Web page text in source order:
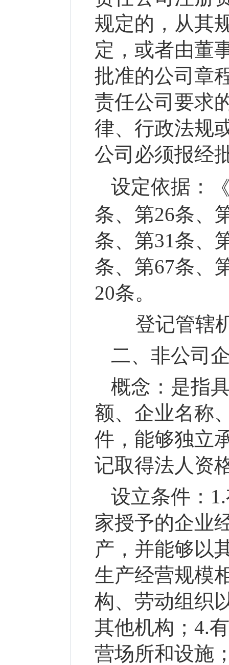
规定的，从其
定，或者由董
批准的公司章
责任公司要求
律、行政法规
公司必须报经
设定依据：
条、第26条、
条、第31条、
条、第67条、
20条。
登记管辖
二、非公司
概念： 是指
额、企业名称
件，能够独立
记取得法人资
设立条件：
家授予的企业
产，并能够以
生产经营规模
构、劳动组织
其他机构；4.
营场所和设施